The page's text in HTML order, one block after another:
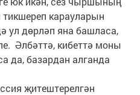
карауларын
ул дөрләп яна башласа,
Әлбәттә, кибеттә моны
да, базардан алганда
җитештерелгән